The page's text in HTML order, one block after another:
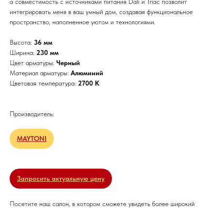
интегрировать меня в ваш умный дом, создавая функциональное
пространство, наполненное уютом и технологиями.
Высота: 36 мм
Ширина: 230 мм
Цвет арматуры: Черный
Материал арматуры: Алюминий
Цветовая температура: 2700 К
Производитель:
MAYTONI
Запросить актуальную цену
Посетите наш салон, в котором сможете увидеть более широкий